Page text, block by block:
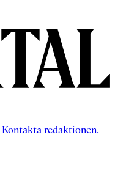
Kontakta redaktionen.